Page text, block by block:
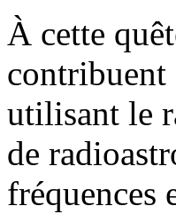
À cette
contribuent
utilisant le
de
fréquences